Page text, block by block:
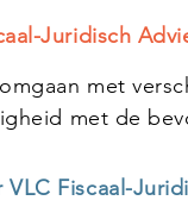
Juridisch
met
met de
Fiscaal-